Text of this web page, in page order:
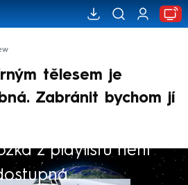
tělesem je
Zabránit bychom jí
z playlistu není